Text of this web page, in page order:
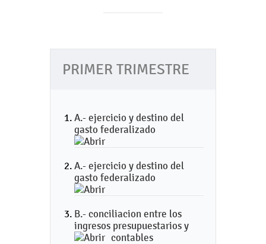
PRIMER TRIMESTRE
A.- ejercicio y destino del
gasto federalizado
A.- ejercicio y destino del
gasto federalizado
B.- conciliacion entre los
ingresos presupuestarios y
contables